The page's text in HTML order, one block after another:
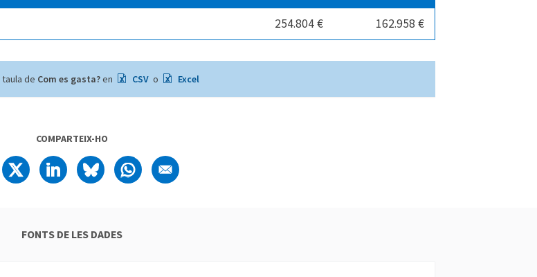
254.804 € 162.958 €
de Com es gasta?en CSV o Excel
COMPARTEIX-HO
FONTS DE LES DADES